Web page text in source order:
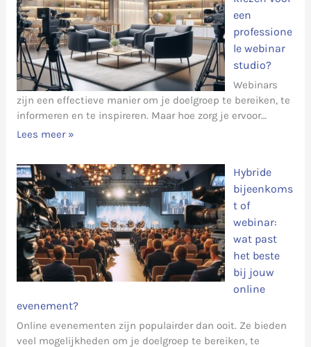
een
professione
le webinar
studio?
Webinars
zijn een effectieve manier om je doelgroep te bereiken, te
informeren en te inspireren. Maar hoe zorg je ervoor…
Lees meer »
Hybride
bijeenkoms
t of
webinar:
wat past
het beste
bij jouw
online
evenement?
Online evenementen zijn populairder dan ooit. Ze bieden
veel mogelijkheden om je doelgroep te bereiken, te